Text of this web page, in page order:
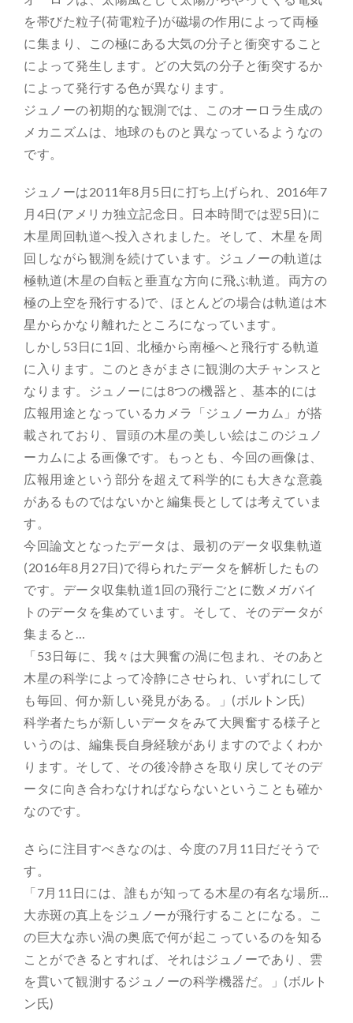
を帯びた粒子(荷電粒子)が磁場の作用によって両極
に集まり、この極にある大気の分子と衝突すること
によって発生します。どの大気の分子と衝突するか
によって発行する色が異なります。
ジュノーの初期的な観測では、このオーロラ生成の
メカニズムは、地球のものと異なっているようなの
です。
ジュノーは2011年8月5日に打ち上げられ、2016年7
月4日(アメリカ独立記念日。日本時間では翌5日)に
木星周回軌道へ投入されました。そして、木星を周
回しながら観測を続けています。ジュノーの軌道は
極軌道(木星の自転と垂直な方向に飛ぶ軌道。両方の
極の上空を飛行する)で、ほとんどの場合は軌道は木
星からかなり離れたところになっています。
しかし53日に1回、北極から南極へと飛行する軌道
に入ります。このときがまさに観測の大チャンスと
なります。ジュノーには8つの機器と、基本的には
広報用途となっているカメラ「ジュノーカム」が搭
載されており、冒頭の木星の美しい絵はこのジュノ
ーカムによる画像です。もっとも、今回の画像は、
広報用途という部分を超えて科学的にも大きな意義
があるものではないかと編集長としては考えていま
す。
今回論文となったデータは、最初のデータ収集軌道
(2016年8月27日)で得られたデータを解析したもの
です。データ収集軌道1回の飛行ごとに数メガバイ
トのデータを集めています。そして、そのデータが
集まると…
「53日毎に、我々は大興奮の渦に包まれ、そのあと
木星の科学によって冷静にさせられ、いずれにして
も毎回、何か新しい発見がある。」(ボルトン氏)
科学者たちが新しいデータをみて大興奮する様子と
いうのは、編集長自身経験がありますのでよくわか
ります。そして、その後冷静さを取り戻してそのデ
ータに向き合わなければならないということも確か
なのです。
さらに注目すべきなのは、今度の7月11日だそうで
す。
「7月11日には、誰もが知ってる木星の有名な場所…
大赤斑の真上をジュノーが飛行することになる。こ
の巨大な赤い渦の奥底で何が起こっているのを知る
ことができるとすれば、それはジュノーであり、雲
を貫いて観測するジュノーの科学機器だ。」(ボルト
ン氏)